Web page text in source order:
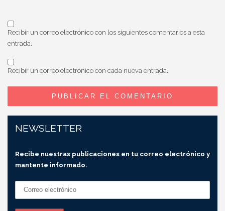
Recibir un correo electrónico con los siguientes comentarios a esta
entrada.
Recibir un correo electrónico con cada nueva entrada.
NEWSLETTER
Recibe nuestras publicaciones en tu correo electrónico y
mantente informado.